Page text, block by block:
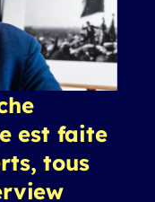
est faite
tous